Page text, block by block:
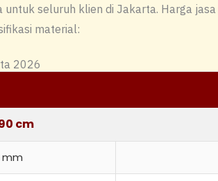
seluruh klien di Jakarta. Harga
material:
2026
cm
mm